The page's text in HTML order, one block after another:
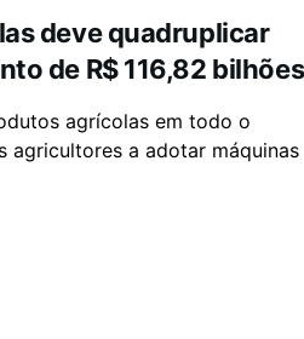
deve quadruplicar
de R$ 116,82 bilhões
agrícolas em todo o
agricultores a adotar máquinas